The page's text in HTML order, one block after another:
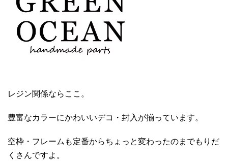
レジン関係ならここ。
豊富なカラーにかわいいデコ・封入が揃っています。
空枠・フレームも定番からちょっと変わったのまでもりだ
くさんですよ。